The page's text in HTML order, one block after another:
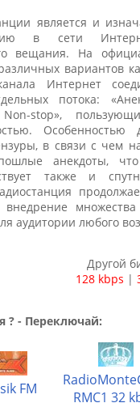
является и
в сети
вещания. На
вариантов
Интернет
потока:
stop»,
Особенностью
в связи с чем
анекдоты,
также и
внедрение
аудитории любого
Другой
128 kbps |
? - Переключай:
FM
RMC1 32